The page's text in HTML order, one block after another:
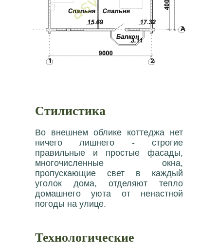
Стилистика
Во внешнем облике коттеджа нет
ничего лишнего - строгие
правильные и простые фасады,
многочисленные окна,
пропускающие свет в каждый
уголок дома, отделяют тепло
домашнего уюта от ненастной
погоды на улице.
Технологические